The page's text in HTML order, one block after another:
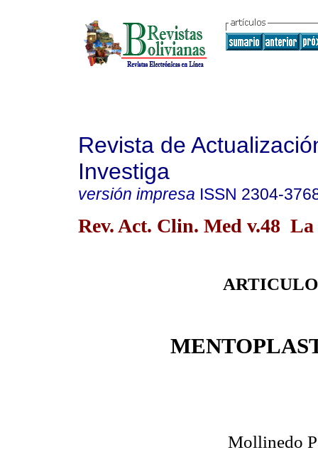
Revista de
Investiga
versión impresa ISSN 2304-
Rev. Act. Clin. Med v.48 La
Mollinedo